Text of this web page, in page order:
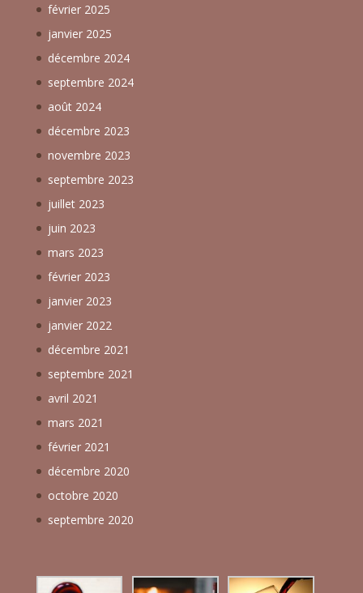
février 2025
janvier 2025
décembre 2024
septembre 2024
août 2024
décembre 2023
novembre 2023
septembre 2023
juillet 2023
juin 2023
mars 2023
février 2023
janvier 2023
janvier 2022
décembre 2021
septembre 2021
avril 2021
mars 2021
février 2021
décembre 2020
octobre 2020
septembre 2020